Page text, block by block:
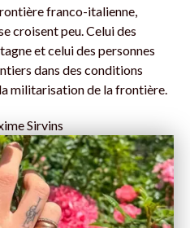
franco-italienne,
croisent peu. Celui des
et celui des personnes
dans des conditions
militarisation de la frontière.
Sirvins